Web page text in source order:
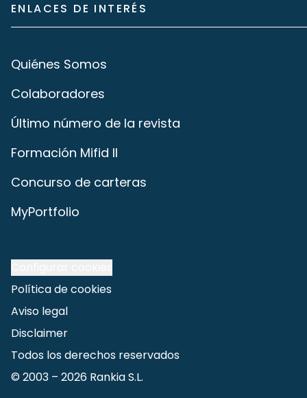
ENLACES DE INTERÉS
Quiénes Somos
Colaboradores
Último número de la revista
Formación Mifid II
Concurso de carteras
MyPortfolio
Política de cookies
Aviso legal
Disclaimer
Todos los derechos reservados
© 2003 – 2026 Rankia S.L.